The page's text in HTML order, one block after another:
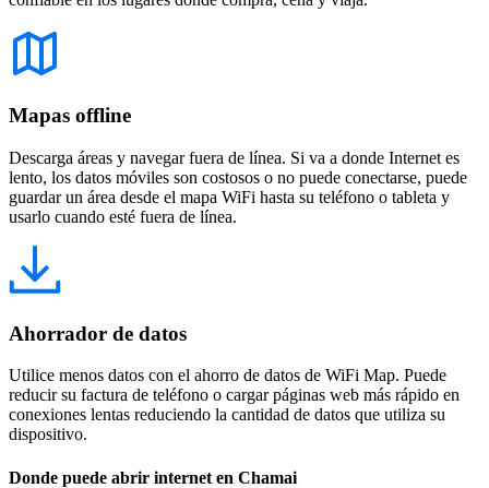
Mapas offline
Descarga áreas y navegar fuera de línea. Si va a donde Internet es
lento, los datos móviles son costosos o no puede conectarse, puede
guardar un área desde el mapa WiFi hasta su teléfono o tableta y
usarlo cuando esté fuera de línea.
Ahorrador de datos
Utilice menos datos con el ahorro de datos de WiFi Map. Puede
reducir su factura de teléfono o cargar páginas web más rápido en
conexiones lentas reduciendo la cantidad de datos que utiliza su
dispositivo.
Donde puede abrir internet en Chamai